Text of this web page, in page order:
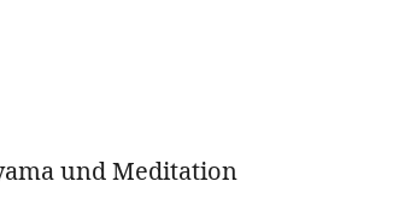
und Meditation